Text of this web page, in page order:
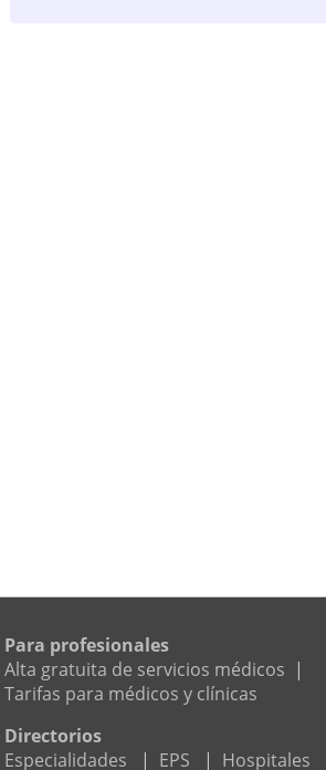
Para profesionales
Alta gratuita de servicios médicos |
Tarifas para médicos y clínicas
Directorios
Especialidades
| EPS | Hospitales